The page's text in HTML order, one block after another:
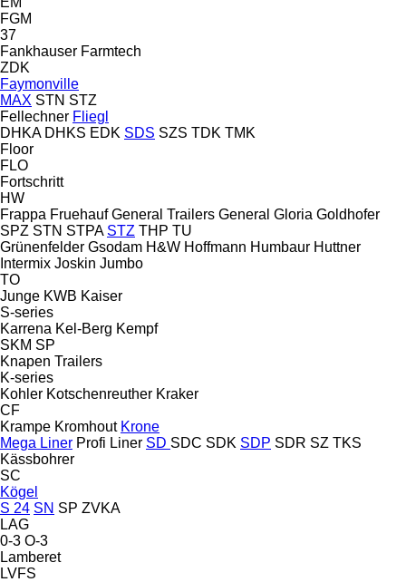
FGM
37
Fankhauser Farmtech
ZDK
Faymonville
MAX STN STZ
Fellechner Fliegl
DHKA DHKS EDK SDS SZS TDK TMK
Floor
FLO
Fortschritt
HW
Frappa Fruehauf General Trailers General Gloria Goldhofer
SPZ STN STPA STZ THP TU
Grünenfelder Gsodam H&W Hoffmann Humbaur Huttner
Intermix Joskin Jumbo
TO
Junge KWB Kaiser
S-series
Karrena Kel-Berg Kempf
SKM SP
Knapen Trailers
K-series
Kohler Kotschenreuther Kraker
CF
Krampe Kromhout Krone
Mega Liner Profi Liner SD SDC SDK SDP SDR SZ TKS
Kässbohrer
SC
Kögel
S 24 SN SP ZVKA
LAG
0-3 O-3
Lamberet
LVFS